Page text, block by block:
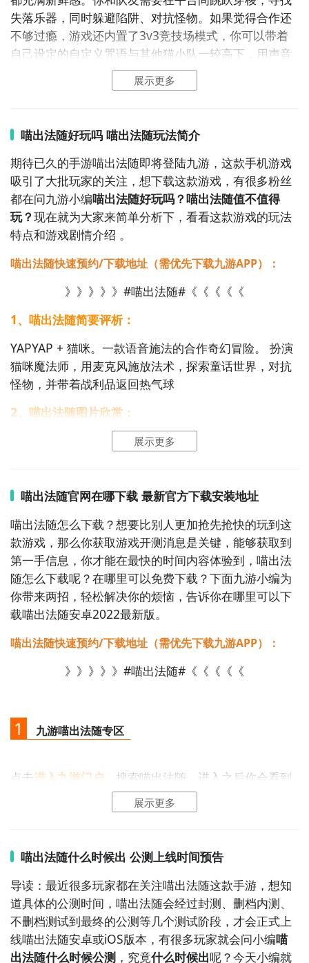
乱斗：带上你的自定义咒语，与其他猫小队展开激烈对
战，用声音证明谁才是最强巫师猫。
《喵出法随》现已在Steam平台正式发售，支持简体中
文。首发62折特惠，只需20.46元！现在就呼朋引伴，
登上热气球，在魔法学院的浮岛世界中喊出属于你的咒
语吧。
失落乐器，同时躲避陷阱、对抗怪物。如果觉得合作还
不够过瘾，游戏还内置了3v3竞技场模式，你可以带着
自己设定的自定义咒语与其他猫小队一较高下，用声音
汇量就是你的武器库，让“巨无霸”把朋友变大，让“烧
烤”点燃敌人。
五种浮岛世界： 从埃及古墓到幽灵城堡，程序化生成的
地图布局让每一局都与众不同。
海量外观定制： 魔法符号帽饰、猎豹斑点、狮子金毛，
多种毛色与服装搭配，打造独一无二的巫师猫形象。
3v3竞技场乱斗： 带上你的自定义咒语，与其他猫小队
《喵出法随》现已在Steam平台正式发售，支持简体中
文。首发62折特惠，只需20.46元！现在就呼朋引伴，
语吧。
展示更多
喵出法随好玩吗 喵出法随玩法简介
期待已久的手游喵出法随即将登陆九游，这款手机游戏
吸引了大批玩家的关注，想下载这款游戏，有很多粉丝
都在问九游小编喵出法随好玩吗？喵出法随值不值得
玩？现在就为大家来简单分析下，看看这款游戏的玩法
特点和游戏剧情介绍 。
喵出法随快速预约/下载地址（需优先下载九游APP）：
》》》》》#喵出法随#《《《《《
1、喵出法随简要评析：
YAPYAP + 猫咪。一款语音施法的合作奇幻冒险。 扮演
猫咪魔法师，用麦克风施放法术，探索童话世界，对抗
怪物，并带着战利品返回热气球
2、喵出法随图片欣赏：
展示更多
喵出法随官网在哪下载 最新官方下载安装地址
喵出法随怎么下载？想要比别人更加抢先抢快的玩到这
款游戏，那么你获取游戏开测消息是关键，能够获取到
第一手信息，你才能在最快的时间内容体验到，喵出法
随怎么下载呢？在哪里可以免费下载？下面九游小编为
你带来两招，轻松解决你的烦恼，告诉你在哪里可以下
载喵出法随安卓2022最新版。
喵出法随快速预约/下载地址（需优先下载九游APP）：
》》》》》#喵出法随#《《《《《
1 九游喵出法随专区
点击进入九游门户 ，搜索喵出法随，进入之后你会看到
一个下载按钮，分别是【高速下载】
下载可以更加节省下载时间和流量，能够很好的解决下
展示更多
喵出法随什么时候出 公测上线时间预告
导读：最近很多玩家都在关注喵出法随这款手游，想知
道具体的公测时间，喵出法随会经过封测、删档内测、
不删档测试到最终的公测等几个测试阶段，才会正式上
线喵出法随安卓或iOS版本，有很多玩家就会问小编喵
出法随什么时候公测，究竟什么时候出呢？今天小编就